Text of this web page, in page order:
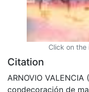
Click on
Citation
ARNOVIO
condecoración de